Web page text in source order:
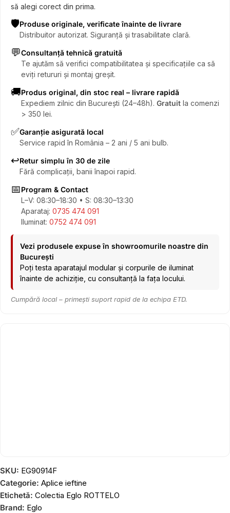
să alegi corect din prima.
🛡️Produse originale, verificate înainte de livrare
Distribuitor autorizat. Siguranță și trasabilitate clară.
💬Consultanță tehnică gratuită
Te ajutăm să verifici compatibilitatea și specificațiile ca să
eviți retururi și montaj greșit.
🚚Produs original, din stoc real – livrare rapidă
Expediem zilnic din București (24–48h). Gratuit la comenzi
> 350 lei.
✅Garanție asigurată local
Service rapid în România – 2 ani / 5 ani bulb.
↩️Retur simplu în 30 de zile
Fără complicații, banii înapoi rapid.
📅Program & Contact
L–V: 08:30–18:30 • S: 08:30–13:30
Aparataj: 0735 474 091
Iluminat: 0752 474 091
Vezi produsele expuse în showroomurile noastre din
București
Poți testa aparatajul modular și corpurile de iluminat
înainte de achiziție, cu consultanță la fața locului.
Cumpără local – primești suport rapid de la echipa ETD.
SKU: EG90914F
Categorie: Aplice ieftine
Etichetă: Colectia Eglo ROTTELO
Brand: Eglo